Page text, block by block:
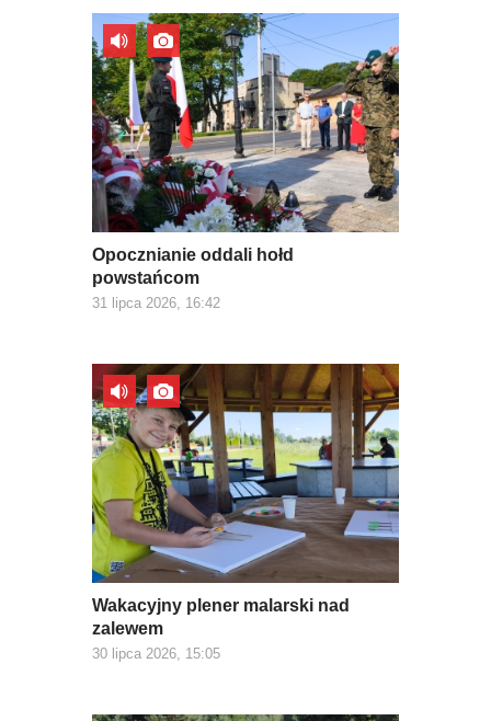
Opocznianie oddali hołd
powstańcom
31 lipca 2026, 16:42
Wakacyjny plener malarski nad
zalewem
30 lipca 2026, 15:05